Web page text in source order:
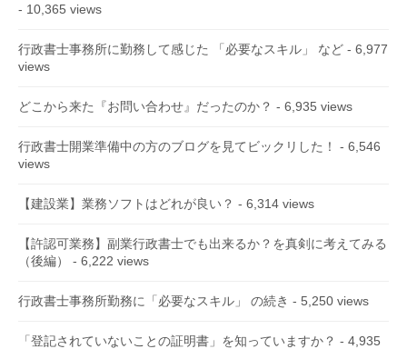
- 10,365 views
行政書士事務所に勤務して感じた 「必要なスキル」 など - 6,977
views
どこから来た『お問い合わせ』だったのか？ - 6,935 views
行政書士開業準備中の方のブログを見てビックリした！
- 6,546
views
【建設業】業務ソフトはどれが良い？ - 6,314 views
【許認可業務】副業行政書士でも出来るか？を真剣に考えてみる
（後編）
- 6,222 views
行政書士事務所勤務に「必要なスキル」 の続き - 5,250 views
「登記されていないことの証明書」を知っていますか？ - 4,935